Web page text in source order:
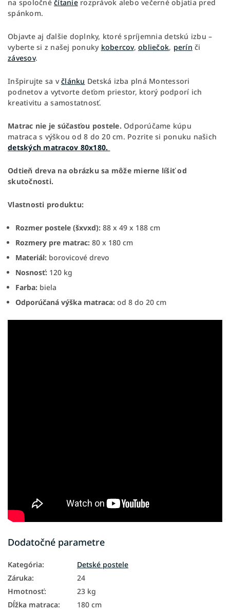
na spoločné čítanierozprávok alebo večerné objatia pred
spánkom.
Objavte aj ďalšie doplnky, ktoré spríjemnia detskú izbu –
vyberte si z našej ponuky kobercov, obliečok, perín či
závesov.
Inšpirujte sa včlánku Detská izba plná Montessori
podnetov a vytvorte deťom priestor, ktorý podporí ich
kreativitu a samostatnosť.
Matrac nie je súčasťou postele. Odporúčame kúpu
matraca s výškou od 8 do 20 cm. Pozrite si ponuku našich
detských matracov 80x180.
Odtieň dreva na obrázku sa môže mierne líšiť od
skutočnosti.
Vlastnosti produktu:
Rozmer postele (šxvxd): 88 x 49 x 188 cm
Rozmery pre matrac: 80 x 180 cm
Materiál: borovicové drevo
Nosnosť: 120 kg
Farba: biela
Odporúčaná výška matraca: od 8 do 20 cm
Dodatočné parametre
Kategória:
Detské postele
Záruka:
24
Hmotnosť:
23 kg
Dĺžka matraca:
180 cm